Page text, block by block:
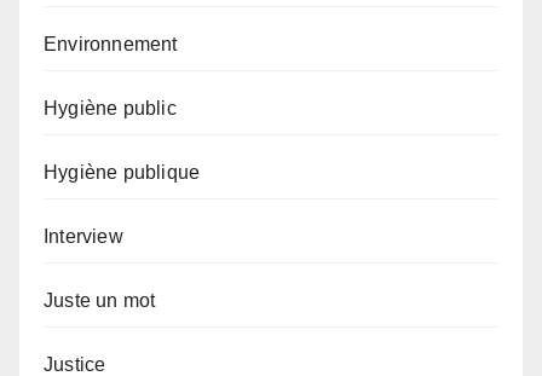
Environnement
Hygiène public
Hygiène publique
Interview
Juste un mot
Justice